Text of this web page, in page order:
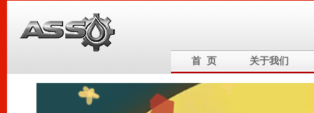
首 页 关于我们